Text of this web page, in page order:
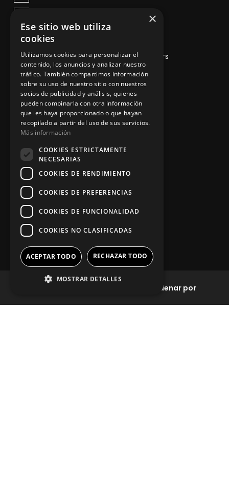
Ordenar por
Lunes a Viernes de 8hs a 16hs
D'es Siurells, 27, Marratxí, Illes Balears
Nuestros Servicios
Venta de maquinaria
Asesoramiento personalizado
Instalación y reparación
Contacto
Información legal
Política de privacidad
×
Ese sitio web utiliza
cookies
Utilizamos cookies para personalizar el
contenido, los anuncios y analizar nuestro
tráfico. También compartimos información
sobre su uso de nuestro sitio con nuestros
socios de publicidad y análisis, quienes
pueden combinarla con otra información
que les haya proporcionado o que hayan
recopilado a partir del uso de sus servicios.
Más información
COOKIES ESTRICTAMENTE
NECESARIAS
COOKIES DE RENDIMIENTO
COOKIES DE PREFERENCIAS
COOKIES DE FUNCIONALIDAD
COOKIES NO CLASIFICADAS
ACEPTAR TODO RECHAZAR TODO
MOSTRAR DETALLES